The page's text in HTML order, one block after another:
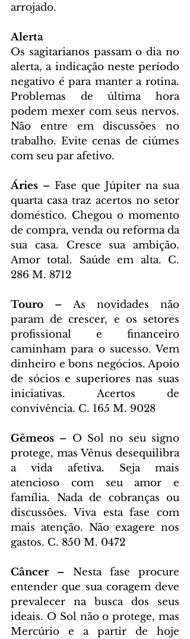
arrojado.
Alerta
Os sagitarianos passam o dia no
alerta, a indicação neste período
negativo é para manter a rotina.
Problemas de última hora
podem mexer com seus nervos.
Não entre em discussões no
trabalho. Evite cenas de ciúmes
com seu par afetivo.
Áries – Fase que Júpiter na sua
quarta casa traz acertos no setor
doméstico. Chegou o momento
de compra, venda ou reforma da
sua casa. Cresce sua ambição.
Amor total. Saúde em alta. C.
286 M. 8712
Touro – As novidades não
param de crescer, e os setores
profissional e financeiro
caminham para o sucesso. Vem
dinheiro e bons negócios. Apoio
de sócios e superiores nas suas
iniciativas. Acertos de
convivência. C. 165 M. 9028
Gêmeos – O Sol no seu signo
protege, mas Vênus desequilibra
a vida afetiva. Seja mais
atencioso com seu amor e
família. Nada de cobranças ou
discussões. Viva esta fase com
mais atenção. Não exagere nos
gastos. C. 850 M. 0472
Câncer – Nesta fase procure
entender que sua coragem deve
prevalecer na busca dos seus
ideais. O Sol não o protege, mas
Mercúrio e a partir de hoje